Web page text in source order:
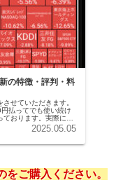
の特徴・評判・料
せていただきます。
払ってでも使い続け
おります。実際に使
付きで解説させていた
2025.05.05
ご購入ください。